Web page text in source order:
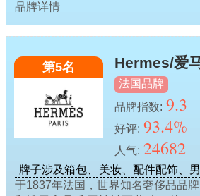
品牌详情
第5名 Hermes/爱
法国品牌
品牌指数: 9.3
好评: 93.4%
人气: 24682
牌子涉及箱包、美妆、配件配饰、
于1837年法国，世界知名奢侈品品